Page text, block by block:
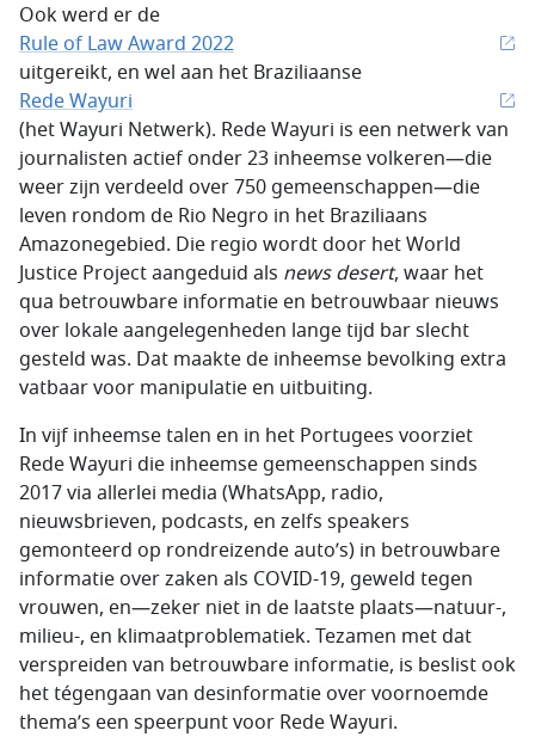
Ook werd er de
Rule of Law Award 2022
uitgereikt, en wel aan het Braziliaanse
Rede Wayuri
(het Wayuri Netwerk). Rede Wayuri is een netwerk van
journalisten actief onder 23 inheemse volkeren—die
weer zijn verdeeld over 750 gemeenschappen—die
leven rondom de Rio Negro in het Braziliaans
Amazonegebied. Die regio wordt door het World
Justice Project aangeduid als news desert, waar het
qua betrouwbare informatie en betrouwbaar nieuws
over lokale aangelegenheden lange tijd bar slecht
gesteld was. Dat maakte de inheemse bevolking extra
vatbaar voor manipulatie en uitbuiting.
In vijf inheemse talen en in het Portugees voorziet
Rede Wayuri die inheemse gemeenschappen sinds
2017 via allerlei media (WhatsApp, radio,
nieuwsbrieven, podcasts, en zelfs speakers
gemonteerd op rondreizende auto’s) in betrouwbare
informatie over zaken als COVID-19, geweld tegen
vrouwen, en—zeker niet in de laatste plaats—natuur-,
milieu-, en klimaatproblematiek. Tezamen met dat
verspreiden van betrouwbare informatie, is beslist ook
het tégengaan van desinformatie over voornoemde
thema’s een speerpunt voor Rede Wayuri.